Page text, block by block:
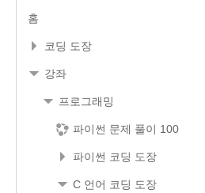
홈
코딩 도장
강좌
프로그래밍
파이썬 문제 풀이 100
파이썬 코딩 도장
C 언어 코딩 도장